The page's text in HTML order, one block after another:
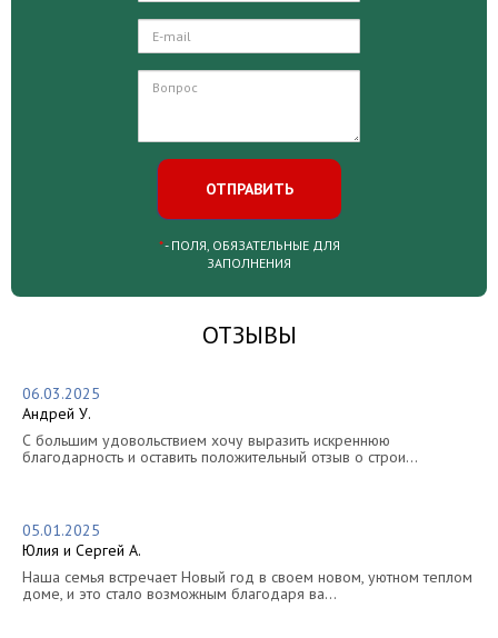
**:
*- ПОЛЯ, ОБЯЗАТЕЛЬНЫЕ ДЛЯ
ЗАПОЛНЕНИЯ
ОТЗЫВЫ
06.03.2025
Андрей У.
С большим удовольствием хочу выразить искреннюю
благодарность и оставить положительный отзыв о строи...
05.01.2025
Юлия и Сергей А.
Наша семья встречает Новый год в своем новом, уютном теплом
доме, и это стало возможным благодаря ва...